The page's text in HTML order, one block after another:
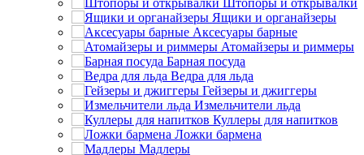
Ящики и органайзеры
Аксесуары барные
Атомайзеры и риммеры
Барная посуда
Ведра для льда
Гейзеры и джиггеры
Измельчители льда
Куллеры для напитков
Ложки бармена
Мадлеры